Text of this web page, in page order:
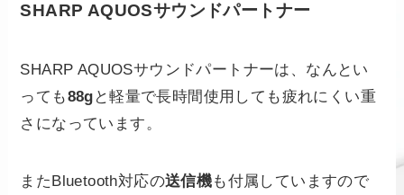
SHARP AQUOSサウンドパートナー
SHARP AQUOSサウンドパートナーは、なんとい
っても88g と軽量で長時間使用しても疲れにくい重
さになっています。
またBluetooth対応の送信機も付属していますので